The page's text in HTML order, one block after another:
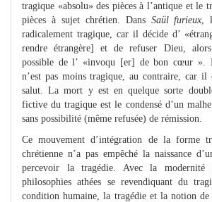
tragique «absolu» des pièces à l’antique et le
pièces à sujet chrétien. Dans Saül furieux ,
radicalement tragique, car il décide d’
rendre étrangère] et de refuser Dieu,
possible de l’ «invoqu [er] de bon cœur ».
n’est pas moins tragique, au contraire, car il
salut. La mort y est en quelque sorte
fictive du tragique est le condensé d’un
sans possibilité (même refusée) de rémission.
Ce mouvement d’intégration de la forme
chrétienne n’a pas empêché la naissance
percevoir la tragédie. Avec la modernité
philosophies athées se revendiquant du
condition humaine, la tragédie et la notion de